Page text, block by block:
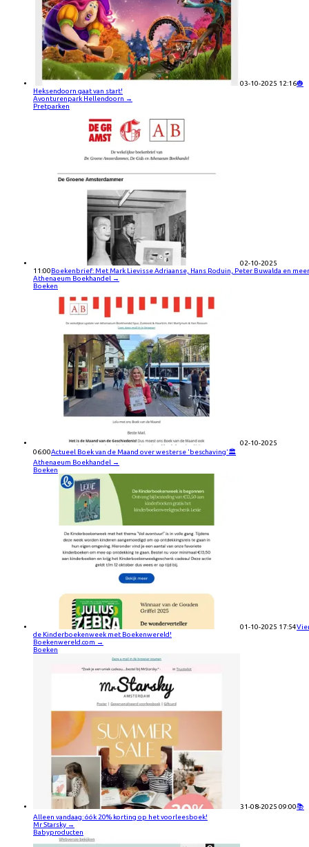
03-10-2025 12:16🎃
Heksendoorn gaat van start!
Avonturenpark Hellendoorn →
Pretparken
02-10-2025
11:00Boekenbrief: Met Mark Lievisse Adriaanse, Hans Roduin, Peter Buwalda en meer
Athenaeum Boekhandel →
Boeken
02-10-2025
06:00Actueel Boek van de Maand over westerse 'beschaving'🏛️
Athenaeum Boekhandel →
Boeken
01-10-2025 17:54
de Kinderboekenweek met Boekenwereld!
Boekenwereld.com →
Boeken
31-08-2025 09:00📚
Alleen vandaag: óók 20% korting op het voorleesboek!
Mr Starsky →
Babyproducten